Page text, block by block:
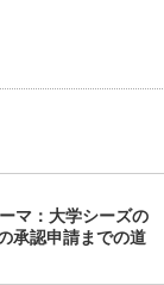
マ：大学シーズの
承認申請までの道